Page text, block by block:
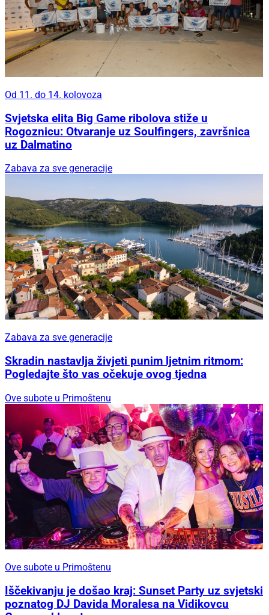
Od 11. do 14. kolovoza
Svjetska elita Big Game ribolova stiže u
Rogoznicu: Otvaranje uz Soulfingers, završnica
uz Dalmatino
Zabava za sve generacije
Zabava za sve generacije
Skradin nastavlja živjeti punim ljetnim ritmom:
Pogledajte što vas očekuje ovog tjedna
Ove subote u Primoštenu
Ove subote u Primoštenu
Iščekivanju je došao kraj: Sunset Party uz svjetski
poznatog DJ Davida Moralesa na Vidikovcu